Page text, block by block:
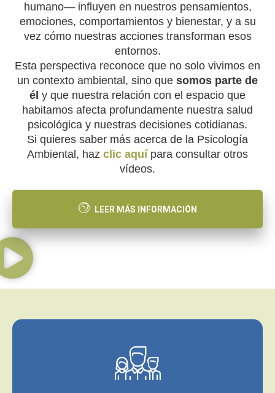
humano— influyen en nuestros pensamientos,
emociones, comportamientos y bienestar, y a su
vez cómo nuestras acciones transforman esos
entornos.
Esta perspectiva reconoce que no solo vivimos en
un contexto ambiental, sino que somos parte de
él y que nuestra relación con el espacio que
habitamos afecta profundamente nuestra salud
psicológica y nuestras decisiones cotidianas.
Si quieres saber más acerca de la Psicología
Ambiental, haz clic aquí para consultar otros
vídeos.
LEER MÁS INFORMACIÓN